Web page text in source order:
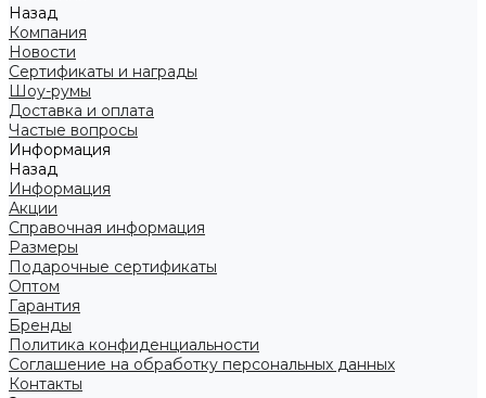
Назад
Компания
Новости
Сертификаты и награды
Шоу-румы
Доставка и оплата
Частые вопросы
Информация
Назад
Информация
Акции
Справочная информация
Размеры
Подарочные сертификаты
Оптом
Гарантия
Бренды
Политика конфиденциальности
Соглашение на обработку персональных данных
Контакты